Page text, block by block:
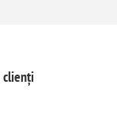
clienți